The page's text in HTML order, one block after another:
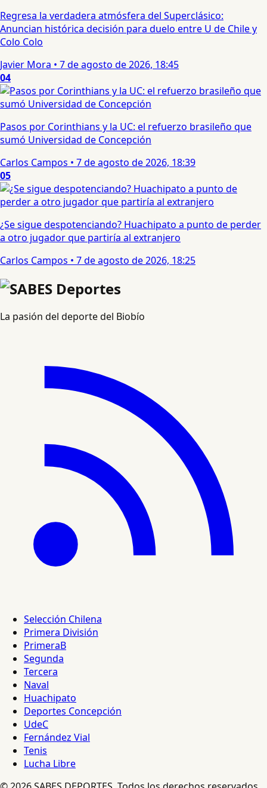
Regresa la verdadera atmósfera del Superclásico:
Anuncian histórica decisión para duelo entre U de Chile y
Colo Colo
Javier Mora • 7 de agosto de 2026, 18:45
04
Pasos por Corinthians y la UC: el refuerzo brasileño que
sumó Universidad de Concepción
Carlos Campos • 7 de agosto de 2026, 18:39
05
¿Se sigue despotenciando? Huachipato a punto de perder
a otro jugador que partiría al extranjero
Carlos Campos • 7 de agosto de 2026, 18:25
La pasión del deporte del Biobío
Selección Chilena
Primera División
PrimeraB
Segunda
Tercera
Naval
Huachipato
Deportes Concepción
UdeC
Fernández Vial
Tenis
Lucha Libre